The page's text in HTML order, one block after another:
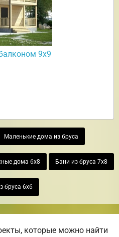
9х9
Маленькие дома из бруса
дома 6х8 Бани из бруса 7х8
бруса 6х6
которые можно найти